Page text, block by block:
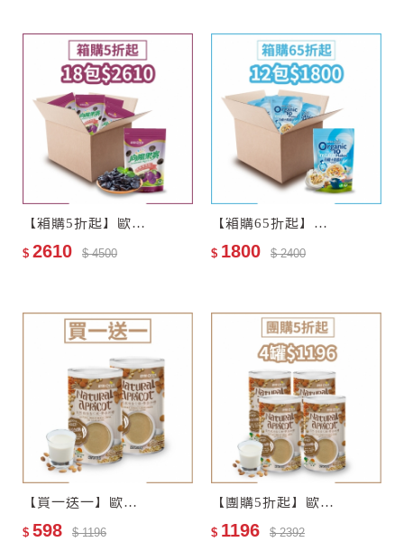
【箱購5折起】歐特有機黑棗乾18包–效期至2027-11-13
$ 2610 $ 4500
【箱購65折起】歐特有機十穀麥片12包–效期至2028-01-05
$ 1800 $ 2400
【買一送一】歐特自然栽培杏仁飲–零添加糖
$ 598 $ 1196
【團購5折起】歐特自然栽培杏仁飲–零添加糖4罐
$ 1196 $ 2392